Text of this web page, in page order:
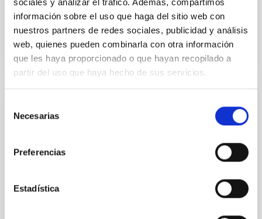
información sobre el uso que haga del sitio web con
nuestros partners de redes sociales, publicidad y análisis
web, quienes pueden combinarla con otra información
que les haya proporcionado o que hayan recopilado a
partir del uso que haya hecho de sus servicios.
Necesarias
Preferencias
Estadística
BIBCODE 2026RNAAS..10..143A
NÚMERO DE CITAS 0
attention, the specific effects of active galactic nuclei